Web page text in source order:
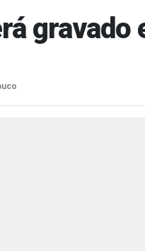
gravado